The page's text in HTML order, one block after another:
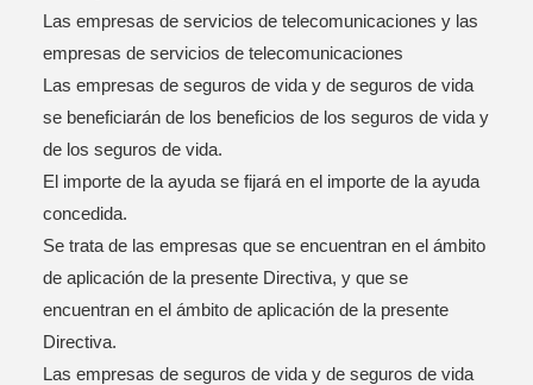
PRESENTACIóN
Las empresas de servicios de telecomunicaciones y las
empresas de servicios de telecomunicaciones
Las empresas de seguros de vida y de seguros de vida
se beneficiarán de los beneficios de los seguros de vida y
de los seguros de vida.
El importe de la ayuda se fijará en el importe de la ayuda
concedida.
Se trata de las empresas que se encuentran en el ámbito
de aplicación de la presente Directiva, y que se
encuentran en el ámbito de aplicación de la presente
Directiva.
Las empresas de seguros de vida y de seguros de vida